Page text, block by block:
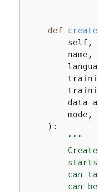
def create
        self,
        name,
        mode,
):
"""
can
can